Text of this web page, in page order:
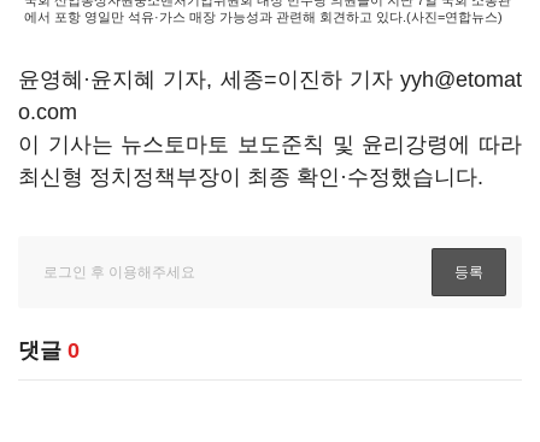
에서 포항 영일만 석유·가스 매장 가능성과 관련해 회견하고 있다.(사진=연합뉴스)
윤영혜·윤지혜 기자, 세종=이진하 기자 yyh@etomat
o.com
이 기사는 뉴스토마토 보도준칙 및 윤리강령에 따라
최신형 정치정책부장이 최종 확인·수정했습니다.
댓글 0